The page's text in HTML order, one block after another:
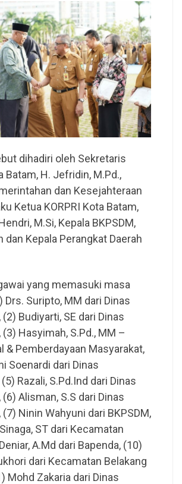
dihadiri oleh Sekretaris
Batam, H. Jefridin, M.Pd.,
dan Kesejahteraan
Ketua KORPRI Kota Batam,
M.Si, Kepala BKPSDM,
dan Kepala Perangkat Daerah
yang memasuki masa
Suripto, MM dari Dinas
Budiyarti, SE dari Dinas
Hasyimah, S.Pd., MM –
& Pemberdayaan Masyarakat,
Soenardi dari Dinas
Razali, S.Pd.Ind dari Dinas
Alisman, S.S dari Dinas
Ninin Wahyuni dari BKPSDM,
ST dari Kecamatan
A.Md dari Bapenda, (10)
dari Kecamatan Belakang
Mohd Zakaria dari Dinas